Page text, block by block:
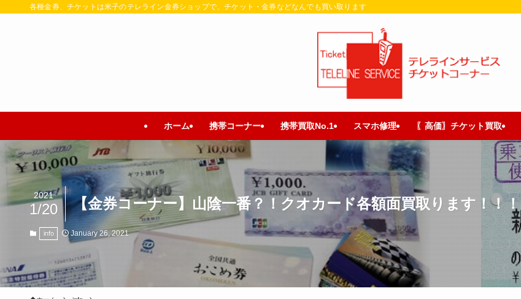
各種金券、チケットは米子のテレライン金券ショップで、チケット・金券などなんでも買い取ります
ホーム 携帯コーナー 携帯買取No.1 スマホ修理 〖高価〗チケット買取
【金券コーナー】山陰一番？！クオカード各額面買取ります！！！
2021
1/20
info January 26, 2021